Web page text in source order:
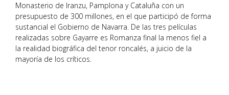
Monasterio de Iranzu, Pamplona y Cataluña con un
presupuesto de 300 millones, en el que participó de forma
sustancial el Gobierno de Navarra. De las tres películas
realizadas sobre Gayarre es Romanza final la menos fiel a
la realidad biográfica del tenor roncalés, a juicio de la
mayoría de los críticos.